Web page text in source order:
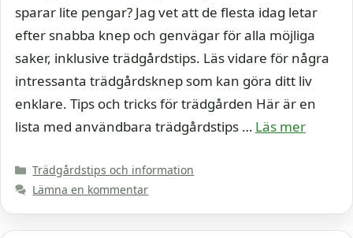
sparar lite pengar? Jag vet att de flesta idag letar
efter snabba knep och genvägar för alla möjliga
saker, inklusive trädgårdstips. Läs vidare för några
intressanta trädgårdsknep som kan göra ditt liv
enklare. Tips och tricks för trädgården Här är en
lista med användbara trädgårdstips … Läs mer
Kategorier
Trädgårdstips och information
Lämna en kommentar